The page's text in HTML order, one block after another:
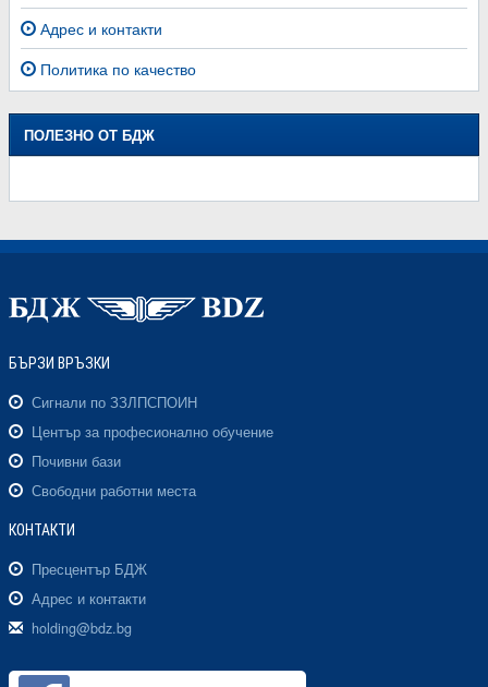
Адрес и контакти
Политика по качество
ПОЛЕЗНО ОТ БДЖ
БЪРЗИ ВРЪЗКИ
Сигнали по ЗЗЛПСПОИН
Център за професионално обучение
Почивни бази
Свободни работни места
КОНТАКТИ
Пресцентър БДЖ
Адрес и контакти
holding@bdz.bg